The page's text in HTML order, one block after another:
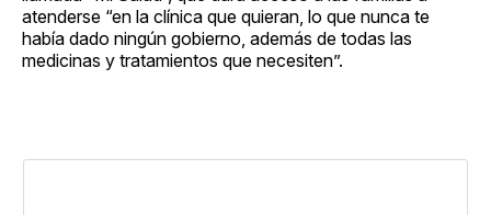
atenderse “en la clínica que quieran, lo que nunca te
había dado ningún gobierno, además de todas las
medicinas y tratamientos que necesiten”.